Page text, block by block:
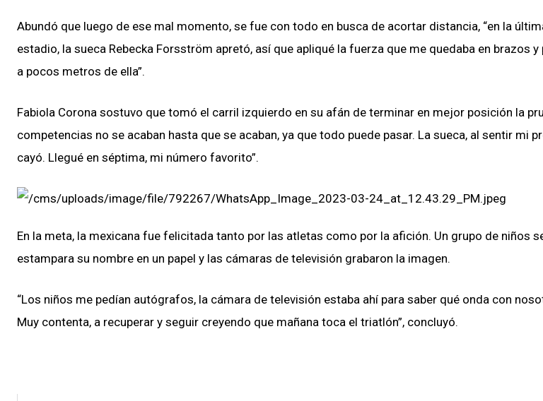
Abundó que luego de ese mal momento, se fue con todo en busca de acortar distancia, “en la
estadio, la sueca Rebecka Forsström apretó, así que apliqué la fuerza que me quedaba en brazos
a pocos metros de ella”.
Fabiola Corona sostuvo que tomó el carril izquierdo en su afán de terminar en mejor posición la
competencias no se acaban hasta que se acaban, ya que todo puede pasar. La sueca, al sentir mi
cayó. Llegué en séptima, mi número favorito”.
En la meta, la mexicana fue felicitada tanto por las atletas como por la afición. Un grupo de niños
estampara su nombre en un papel y las cámaras de televisión grabaron la imagen.
“Los niños me pedían autógrafos, la cámara de televisión estaba ahí para saber qué onda con
Muy contenta, a recuperar y seguir creyendo que mañana toca el triatlón”, concluyó.